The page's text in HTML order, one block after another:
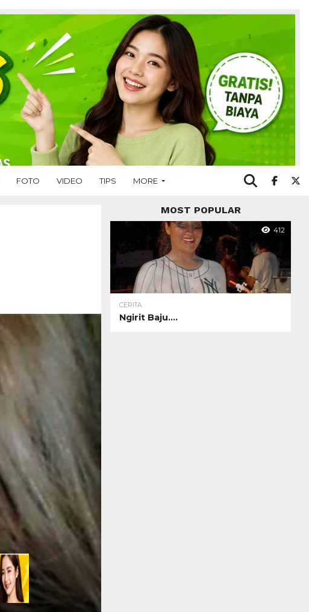
FOTO VIDEO TIPS MORE
MOST POPULAR
412
CERITA
Ngirit Baju….